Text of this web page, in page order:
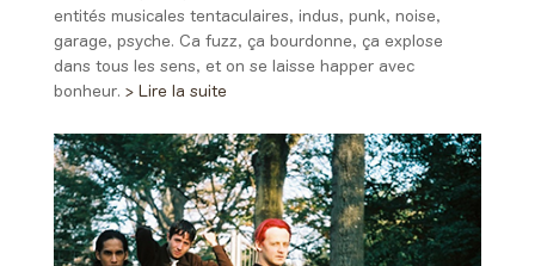
entités musicales tentaculaires, indus, punk, noise,
garage, psyche. Ca fuzz, ça bourdonne, ça explose
dans tous les sens, et on se laisse happer avec
bonheur. > Lire la suite